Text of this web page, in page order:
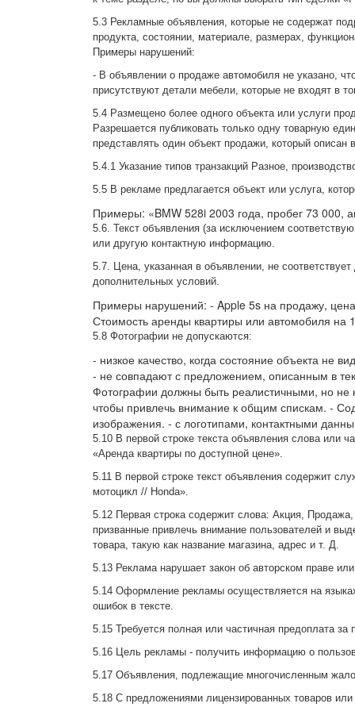
5.3 Рекламные объявления, которые не содержат
продукта, состоянии, материале, размерах,
Примеры нарушений:
- В объявлении о продаже автомобиля не указано,
присутствуют детали мебели, которые не входят в
5.4 Размещено более одного объекта или услуги
Разрешается публиковать только одну товарную
представлять один объект продажи, который описан
5.4.1 Указание типов транзакций Разное,
5.5 В рекламе предлагается объект или услуга,
Примеры: «BMW 528i 2003 года, пробег 73 000,
5.6. Текст объявления (за исключением
или другую контактную информацию.
5.7. Цена, указанная в объявлении, не
дополнительных условий.
Примеры нарушений: - Apple 5s на продажу,
Стоимость аренды квартиры или автомобиля на
5.8 Фотографии не допускаются:
- низкое качество, когда состояние объекта
- не совпадают с предложением, описанным в
Фотографии должны быть реалистичными, но не
чтобы привлечь внимание к общим спискам. -
изображения. - с логотипами, контактными
5.10 В первой строке текста объявления слова
«Аренда квартиры по доступной цене».
5.11 В первой строке текст объявления содержит
мотоцикл // Honda».
5.12 Первая строка содержит слова: Акция,
призванные привлечь внимание пользователей и
товара, такую как название магазина, адрес и т. Д.
5.13 Реклама нарушает закон об авторском праве
5.14 Оформление рекламы осуществляется на
ошибок в тексте.
5.15 Требуется полная или частичная предоплата за
5.16 Цель рекламы - получить информацию о
5.17 Объявления, подлежащие многочисленным
5.18 С предложениями лицензированных товаров